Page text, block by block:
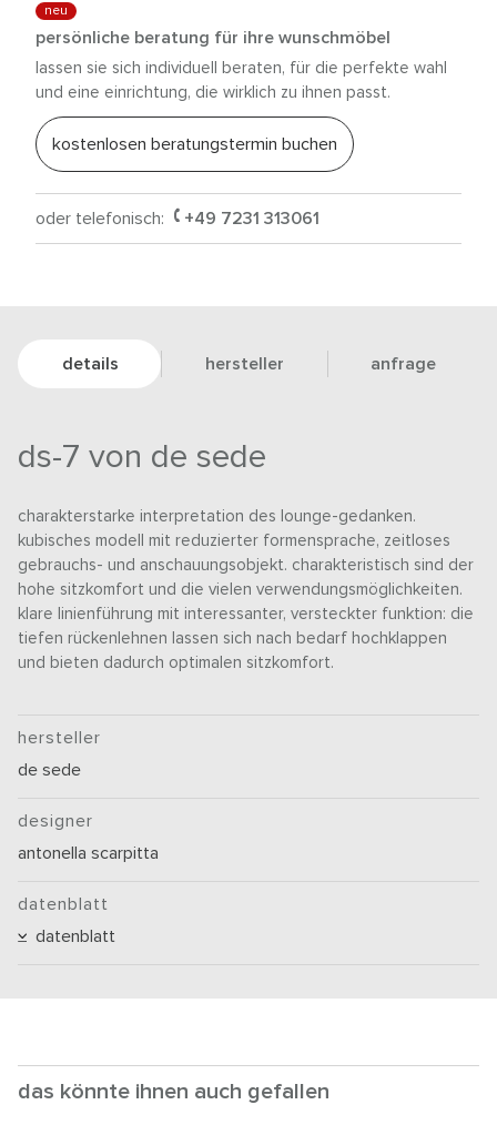
neu
persönliche beratung für ihre wunschmöbel
lassen sie sich individuell beraten, für die perfekte wahl
und eine einrichtung, die wirklich zu ihnen passt.
kostenlosen beratungstermin buchen
oder telefonisch: +49 7231 313061
details hersteller anfrage
ds-7 von de sede
charakterstarke interpretation des lounge-gedanken.
kubisches modell mit reduzierter formensprache, zeitloses
gebrauchs- und anschauungsobjekt. charakteristisch sind der
hohe sitzkomfort und die vielen verwendungsmöglichkeiten.
klare linienführung mit interessanter, versteckter funktion: die
tiefen rückenlehnen lassen sich nach bedarf hochklappen
und bieten dadurch optimalen sitzkomfort.
hersteller
de sede
designer
antonella scarpitta
datenblatt
datenblatt
das könnte ihnen auch gefallen